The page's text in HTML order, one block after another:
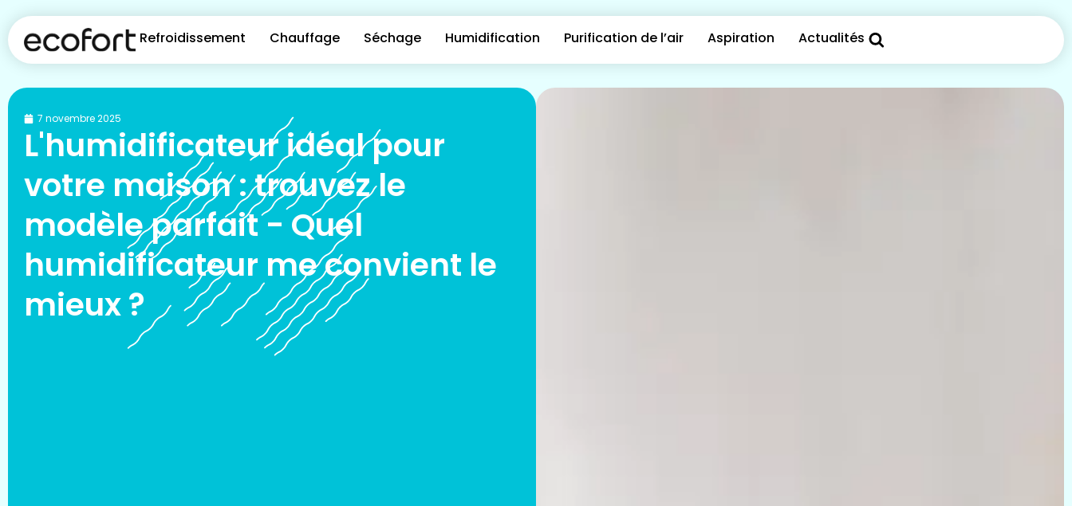
Refroidissement Chauffage Séchage Humidification Purification de l’air Aspiration Actualités
7 novembre 2025
L'humidificateur idéal pour
votre maison : trouvez le
modèle parfait - Quel
humidificateur me convient le
mieux ?